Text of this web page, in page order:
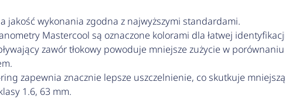
jakość wykonania zgodna z najwyższymi standardami.
Mastercool są oznaczone kolorami dla łatwej
zawór tłokowy powoduje mniejsze zużycie w
zapewnia znacznie lepsze uszczelnienie, co skutkuje
1.6, 63 mm.